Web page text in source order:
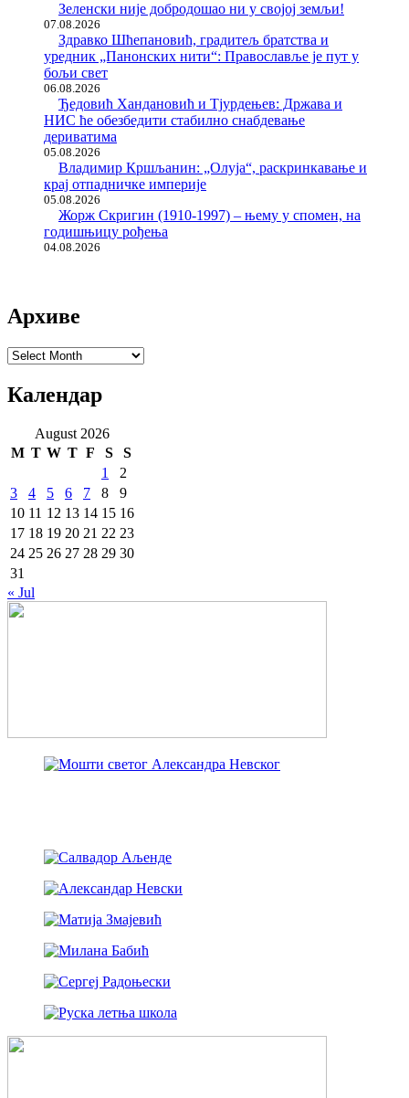
Зеленски није добродошао ни у својој земљи!
07.08.2026
Здравко Шћепановић, градитељ братства и
уредник „Панонских нити“: Православље је пут у
бољи свет
06.08.2026
Ђедовић Хандановић и Тјурдењев: Држава и
НИС ће обезбедити стабилно снабдевање
дериватима
05.08.2026
Владимир Кршљанин: „Олуја“, раскринкавање и
крај отпадничке империје
05.08.2026
Жорж Скригин (1910-1997) – њему у спомен, на
годишњицу рођења
04.08.2026
Архиве
Архиве
Календар
August 2026
M T W T F S
S
1
2
3
4 5 6 7 8
9
10 11 12 13 14 15 16
17 18 19 20 21 22 23
24 25 26 27 28 29 30
31
« Jul